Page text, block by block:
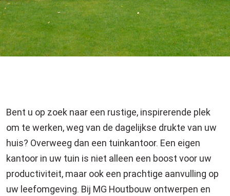
OP MAAT IN UW
Bent u op zoek naar een rustige, inspirerende plek
om te werken, weg van de dagelijkse drukte van uw
huis? Overweeg dan een tuinkantoor. Een eigen
kantoor in uw tuin is niet alleen een boost voor uw
productiviteit, maar ook een prachtige aanvulling op
uw leefomgeving. Bij MG Houtbouw ontwerpen en